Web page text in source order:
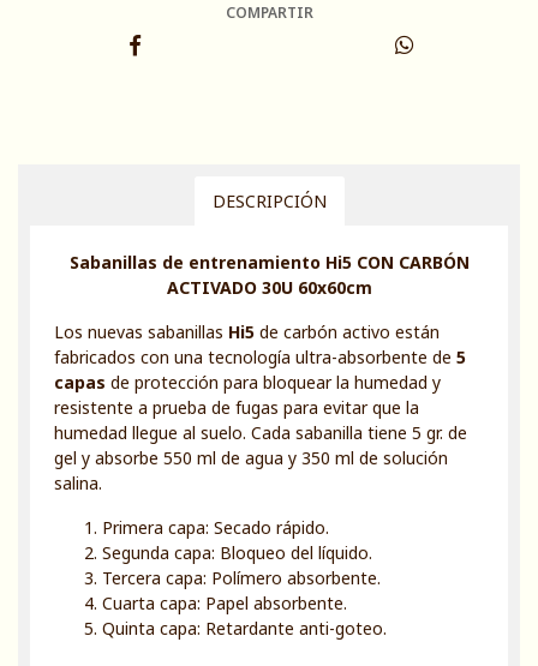
COMPARTIR
DESCRIPCIÓN
Sabanillas de entrenamiento Hi5 CON CARBÓN
ACTIVADO 30U 60x60cm
Los nuevas sabanillas Hi5 de carbón activo están
fabricados con una tecnología ultra-absorbente de 5
capas de protección para bloquear la humedad y
resistente a prueba de fugas para evitar que la
humedad llegue al suelo. Cada sabanilla tiene 5 gr. de
gel y absorbe 550 ml de agua y 350 ml de solución
salina.
Primera capa: Secado rápido.
Segunda capa: Bloqueo del líquido.
Tercera capa: Polímero absorbente.
Cuarta capa: Papel absorbente.
Quinta capa: Retardante anti-goteo.